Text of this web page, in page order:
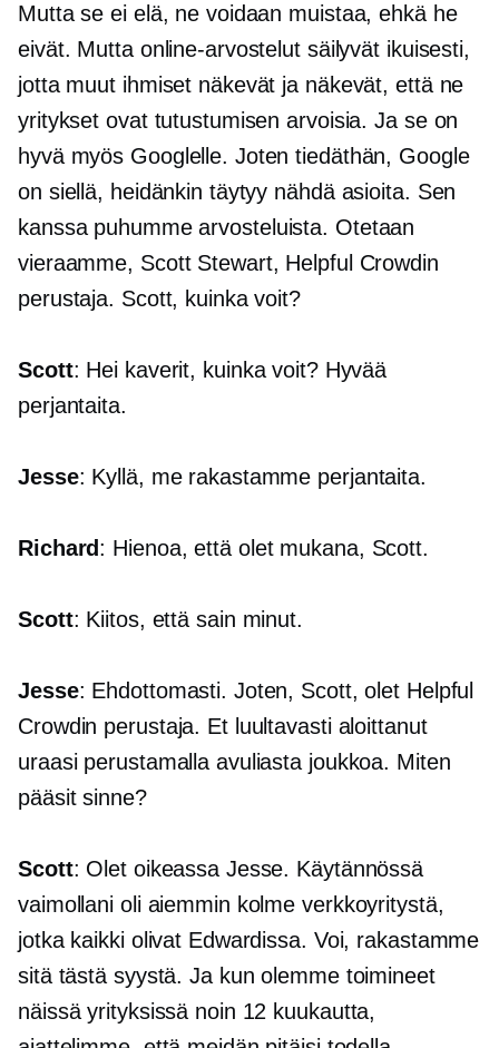
Mutta se ei elä, ne voidaan muistaa, ehkä he
eivät. Mutta online-arvostelut säilyvät ikuisesti,
jotta muut ihmiset näkevät ja näkevät, että ne
yritykset ovat tutustumisen arvoisia. Ja se on
hyvä myös Googlelle. Joten tiedäthän, Google
on siellä, heidänkin täytyy nähdä asioita. Sen
kanssa puhumme arvosteluista. Otetaan
vieraamme, Scott Stewart, Helpful Crowdin
perustaja. Scott, kuinka voit?
Scott: Hei kaverit, kuinka voit? Hyvää
perjantaita.
Jesse: Kyllä, me rakastamme perjantaita.
Richard: Hienoa, että olet mukana, Scott.
Scott: Kiitos, että sain minut.
Jesse: Ehdottomasti. Joten, Scott, olet Helpful
Crowdin perustaja. Et luultavasti aloittanut
uraasi perustamalla avuliasta joukkoa. Miten
pääsit sinne?
Scott: Olet oikeassa Jesse. Käytännössä
vaimollani oli aiemmin kolme verkkoyritystä,
jotka kaikki olivat Edwardissa. Voi, rakastamme
sitä tästä syystä. Ja kun olemme toimineet
näissä yrityksissä noin 12 kuukautta,